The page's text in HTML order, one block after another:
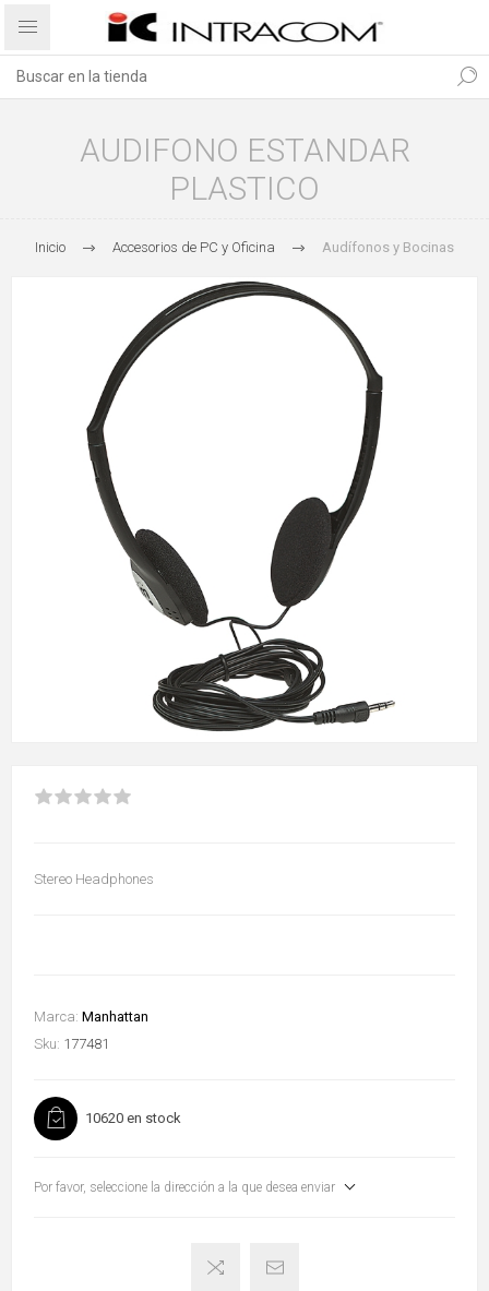
AUDIFONO ESTANDAR
PLASTICO
Inicio Accesorios de PC y Oficina Audífonos y Bocinas
Stereo Headphones
Marca: Manhattan
Sku: 177481
10620 en stock
Por favor, seleccione la dirección a la que desea enviar